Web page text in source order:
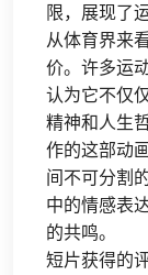
限，展现了
从体育界来
价。许多运
认为它不仅
精神和人生
作的这部动
间不可分割
中的情感表
的共鸣。
短片获得的